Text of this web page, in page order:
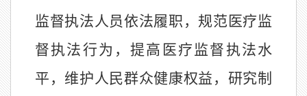
监督执法人员依法履职，规范医疗监
督执法行为，提高医疗监督执法水
平，维护人民群众健康权益，研究制